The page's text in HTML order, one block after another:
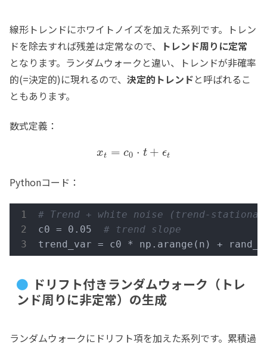
線形トレンドにホワイトノイズを加えた系列です。トレン
ドを除去すれば残差は定常なので、 トレンド周りに定常
となります。ランダムウォークと違い、トレンドが非確率
的(=決定的)に現れるので、 決定的トレンドと呼ばれるこ
ともあります。
数式定義：
xt = c0 ⋅ t + ϵt
Pythonコード：
# Trend + white noise (trend-
c0 = 0.05 # trend slope
trend_var = c0 * np.arange(n) +
ドリフト付きランダムウォーク（トレ
ンド周りに非定常）の生成
ランダムウォークにドリフト項を加えた系列です。累積過